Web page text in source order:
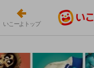
いこーよトップ